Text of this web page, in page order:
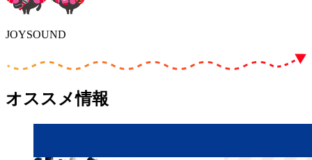
JOYSOUND
オススメ情報